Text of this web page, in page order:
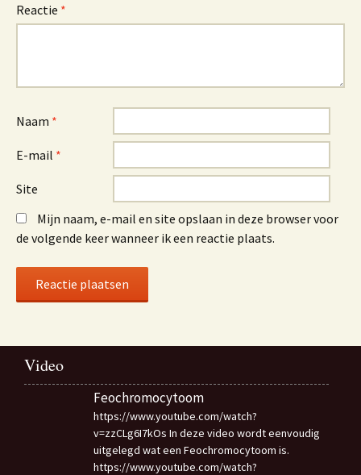
Reactie *
Naam *
E-mail *
Site
Mijn naam, e-mail en site opslaan in deze browser voor
de volgende keer wanneer ik een reactie plaats.
Video
Feochromocytoom
https://www.youtube.com/watch?
v=zzCLg6I7kOs In deze video wordt eenvoudig
uitgelegd wat een Feochromocytoom is.
https://www.youtube.com/watch?